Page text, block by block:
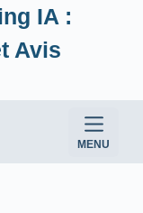
IA :
Avis
MENU